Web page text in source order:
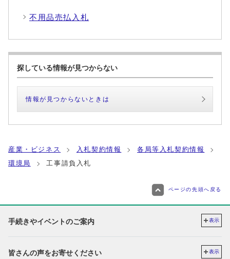
不用品売払入札
探している情報が見つからない
情報が見つからないときは
産業・ビジネス 入札契約情報
各局等入札契約情報
環境局
工事請負入札
ページの先頭へ戻る
手続きやイベントのご案内 表示
皆さんの声をお寄せください 表示